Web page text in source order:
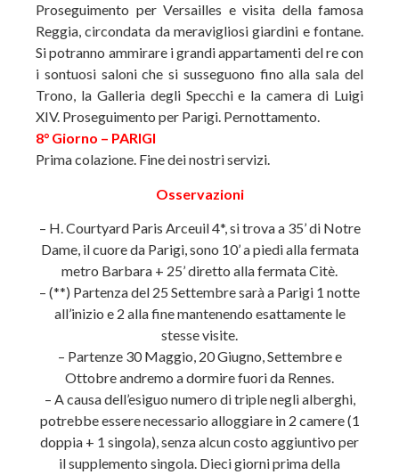
Proseguimento per Versailles e visita della famosa
Reggia, circondata da meravigliosi giardini e fontane.
Si potranno ammirare i grandi appartamenti del re con
i sontuosi saloni che si susseguono fino alla sala del
Trono, la Galleria degli Specchi e la camera di Luigi
XIV. Proseguimento per Parigi. Pernottamento.
8° Giorno – PARIGI
Prima colazione. Fine dei nostri servizi.
Osservazioni
– H. Courtyard Paris Arceuil 4*, si trova a 35’ di Notre
Dame, il cuore da Parigi, sono 10’ a piedi alla fermata
metro Barbara + 25’ diretto alla fermata Citè.
– (**) Partenza del 25 Settembre sarà a Parigi 1 notte
all’inizio e 2 alla fine mantenendo esattamente le
stesse visite.
– Partenze 30 Maggio, 20 Giugno, Settembre e
Ottobre andremo a dormire fuori da Rennes.
– A causa dell’esiguo numero di triple negli alberghi,
potrebbe essere necessario alloggiare in 2 camere (1
doppia + 1 singola), senza alcun costo aggiuntivo per
il supplemento singola. Dieci giorni prima della